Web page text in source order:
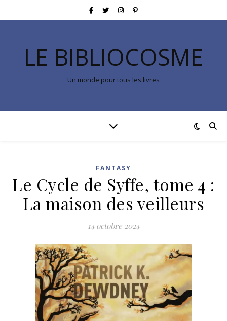
LE BIBLIOCOSME
Un monde pour tous les livres
FANTASY
Le Cycle de Syffe, tome 4 :
La maison des veilleurs
14 octobre 2024